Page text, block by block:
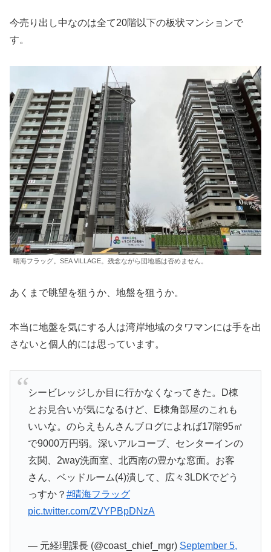
今売り出し中なのは全て20階以下の板状マンションで
す。
晴海フラッグ。SEA VILLAGE。残念ながら団地感は否めません。
あくまで眺望を狙うか、地盤を狙うか。
本当に地盤を気にする人は湾岸地域のタワマンには手を出
さないと個人的には思っています。
シービレッジしか目に行かなくなってきた。D棟
とお見合いが気になるけど、E棟角部屋のこれも
いいな。のらえもんさんブログによれば17階95㎡
で9000万円弱。深いアルコーブ、センターインの
玄関、2way洗面室、北西南の豊かな窓面。お客
さん、ベッドルーム(4)潰して、広々3LDKでどう
っすか？ #晴海フラッグ
pic.twitter.com/ZVYPBpDNzA
— 元経理課長 (@coast_chief_mgr) September 5,